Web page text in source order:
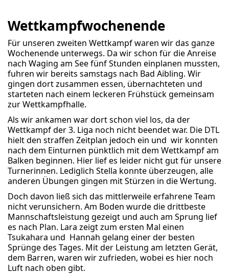
Wettkampfwochenende
Für unseren zweiten Wettkampf waren wir das ganze
Wochenende unterwegs. Da wir schon für die Anreise
nach Waging am See fünf Stunden einplanen mussten,
fuhren wir bereits samstags nach Bad Aibling. Wir
gingen dort zusammen essen, übernachteten und
starteten nach einem leckeren Frühstück gemeinsam
zur Wettkampfhalle.
Als wir ankamen war dort schon viel los, da der
Wettkampf der 3. Liga noch nicht beendet war. Die DTL
hielt den straffen Zeitplan jedoch ein und wir konnten
nach dem Einturnen pünktlich mit dem Wettkampf am
Balken beginnen. Hier lief es leider nicht gut für unsere
Turnerinnen. Lediglich Stella konnte überzeugen, alle
anderen Übungen gingen mit Stürzen in die Wertung.
Doch davon ließ sich das mittlerweile erfahrene Team
nicht verunsichern. Am Boden wurde die drittbeste
Mannschaftsleistung gezeigt und auch am Sprung lief
es nach Plan. Lara zeigt zum ersten Mal einen
Tsukahara und Hannah gelang einer der besten
Sprünge des Tages. Mit der Leistung am letzten Gerät,
dem Barren, waren wir zufrieden, wobei es hier noch
Luft nach oben gibt.